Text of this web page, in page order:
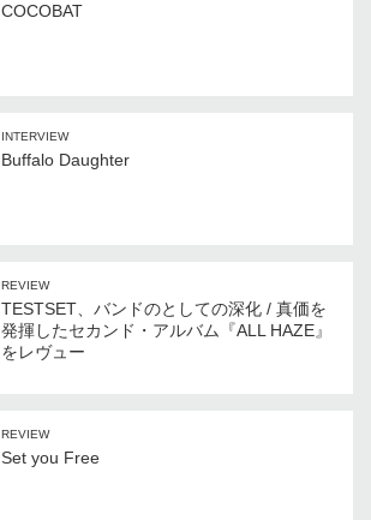
COCOBAT
INTERVIEW
Buffalo Daughter
REVIEW
TESTSET、バンドのとしての深化 / 真価を
発揮したセカンド・アルバム『ALL HAZE』
をレヴュー
REVIEW
Set you Free